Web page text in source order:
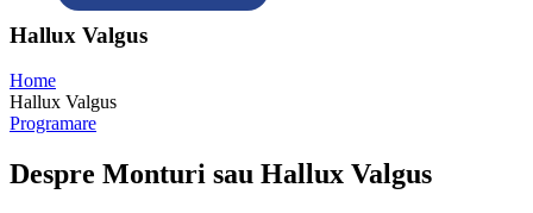
Hallux Valgus
Home
Hallux Valgus
Programare
Despre Monturi sau Hallux Valgus